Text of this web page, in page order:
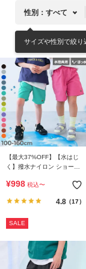
ら
探
す
キ
ン
グ
ら
探
性別：すべて
サイズや性別で絞り
【最大37%OFF】【水はじ
く】撥水ナイロン ショート
¥998 税込〜
4.8（17）
SALE